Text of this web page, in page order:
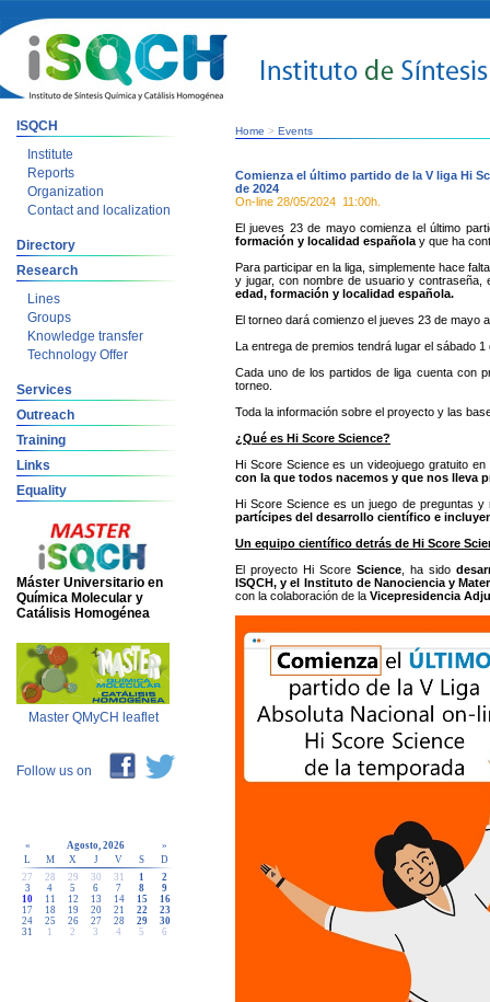
ISQCH
Institute
Reports
Organization
Contact and localization
Directory
Research
Lines
Groups
Knowledge transfer
Technology Offer
Services
Outreach
Training
Links
Equality
Máster Universitario en
Química Molecular y
Catálisis Homogénea
Master QMyCH leaflet
Follow us on
« Agosto, 2026
»
L
M X J V S
D
27
28 29 30 31 1
2
3
4 5 6 7 8
9
10
11 12 13 14 15
16
17
18 19 20 21 22
23
24
25 26 27 28 29
30
31
1 2 3 4 5 6
Home > Events
Comienza el último partido de la V liga Hi
de 2024
On-line 28/05/2024 11:00h.
El jueves 23 de mayo comienza el último
formación y localidad española y que ha
Para participar en la liga, simplemente hace
y jugar, con nombre de usuario y contraseña,
edad, formación y localidad española.
El torneo dará comienzo el jueves 23 de mayo
La entrega de premios tendrá lugar el sábado
Cada uno de los partidos de liga cuenta con
torneo.
Toda la información sobre el proyecto y las
¿Qué es Hi Score Science?
Hi Score Science es un videojuego gratuito
con la que todos nacemos y que nos lleva
Hi Score Science es un juego de preguntas
partícipes del desarrollo científico e
Un equipo científico detrás de Hi Score
El proyecto Hi ScoreScience , ha sido
ISQCH, y el Instituto de Nanociencia y
con la colaboración de la Vicepresidencia